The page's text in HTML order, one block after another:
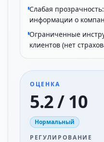
Слабая
информации о
Ограниченные
клиентов (нет
ОЦЕНКА
5.2 / 10
Нормальный
РЕГУЛИРОВАНИЕ